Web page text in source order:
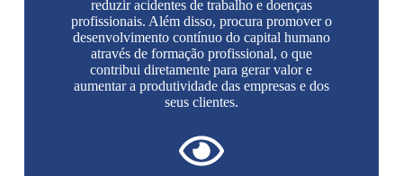
reduzir acidentes de trabalho e doenças
profissionais. Além disso, procura promover o
desenvolvimento contínuo do capital humano
através de formação profissional, o que
contribui diretamente para gerar valor e
aumentar a produtividade das empresas e dos
seus clientes.